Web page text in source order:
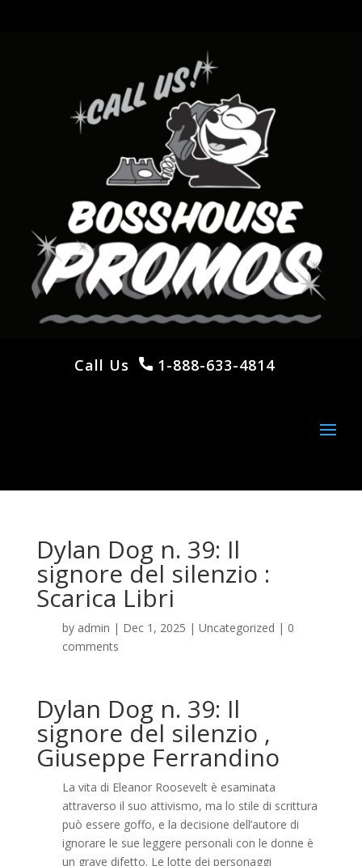
Call Us 1-888-633-4814
Dylan Dog n. 39: Il
signore del silenzio :
Scarica Libri
by admin | Dec 1, 2025 | Uncategorized | 0
comments
Dylan Dog n. 39: Il
signore del silenzio ,
Giuseppe Ferrandino
La vita di Eleanor Roosevelt è esaminata
attraverso il suo attivismo, ma lo stile di scrittura
può essere goffo, e la decisione dell’autore di
ignorare le sue leggere personali con le donne è
un grave difetto. Le lotte dei personaggi